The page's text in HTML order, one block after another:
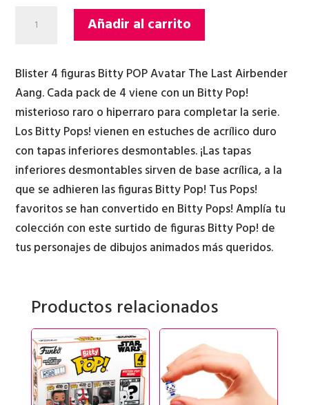
BITTY
POP
AVATAR
THE
LAST
AIRBENDER
AANG
cantidad
Añadir al carrito
Blister 4 figuras Bitty POP Avatar The Last Airbender
Aang. Cada pack de 4 viene con un Bitty Pop!
misterioso raro o hiperraro para completar la serie.
Los Bitty Pops! vienen en estuches de acrílico duro
con tapas inferiores desmontables. ¡Las tapas
inferiores desmontables sirven de base acrílica, a la
que se adhieren las figuras Bitty Pop! Tus Pops!
favoritos se han convertido en Bitty Pops! Amplía tu
colección con este surtido de figuras Bitty Pop! de
tus personajes de dibujos animados más queridos.
Productos relacionados